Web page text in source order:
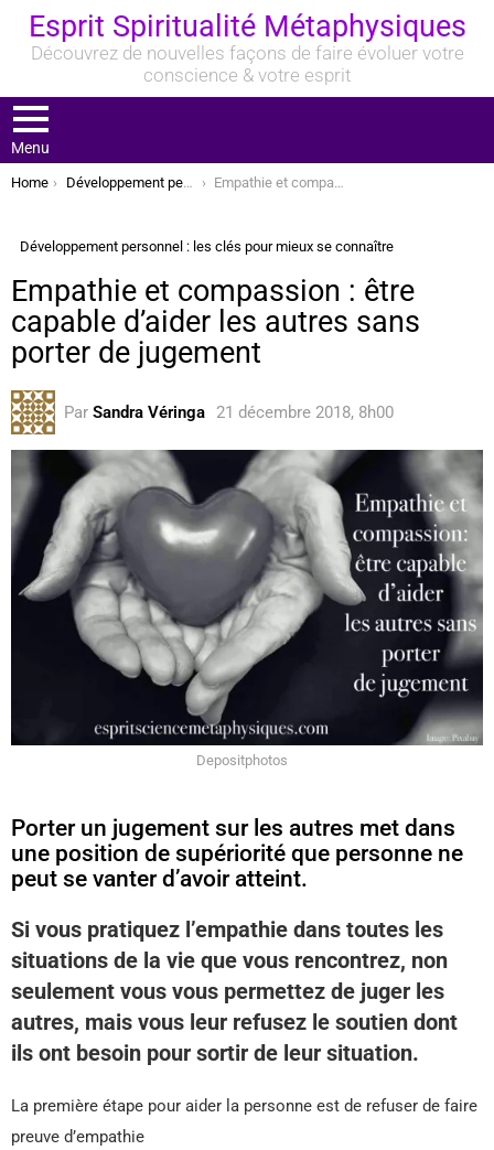
Esprit Spiritualité Métaphysiques
Découvrez de nouvelles façons de faire évoluer votre
conscience & votre esprit
Menu
You are here:
Home Développement personnel : les clés pour mieux se connaître Empathie et compassion : être capable d’aider les autres sans porter de jugement
Développement personnel : les clés pour mieux se connaître
Empathie et compassion : être
capable d’aider les autres sans
porter de jugement
Par Sandra Véringa 21 décembre 2018, 8h00
Depositphotos
Porter un jugement sur les autres met dans
une position de supériorité que personne ne
peut se vanter d’avoir atteint.
Si vous pratiquez l’empathie dans toutes les
situations de la vie que vous rencontrez, non
seulement vous vous permettez de juger les
autres, mais vous leur refusez le soutien dont
ils ont besoin pour sortir de leur situation.
La première étape pour aider la personne est de refuser de faire
preuve d’empathie